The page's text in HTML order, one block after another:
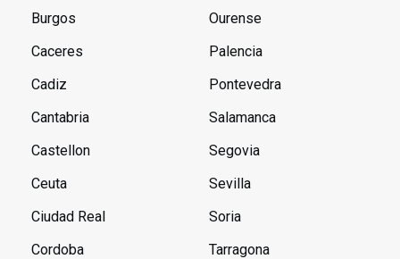
Burgos
Caceres
Cadiz
Cantabria
Castellon
Ceuta
Ciudad Real
Cordoba
Ourense
Palencia
Pontevedra
Salamanca
Segovia
Sevilla
Soria
Tarragona